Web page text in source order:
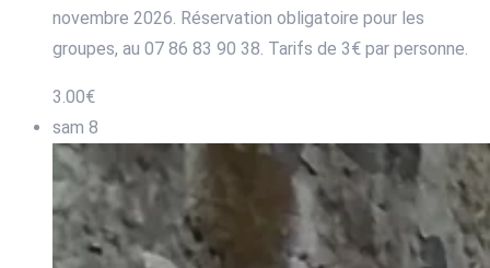
novembre 2026. Réservation obligatoire pour les
groupes, au 07 86 83 90 38. Tarifs de 3€ par personne.
3.00€
sam 8